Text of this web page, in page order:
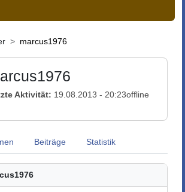
marcus1976
Aktivität: 19.08.2013 - 20:23offline
Beiträge Statistik